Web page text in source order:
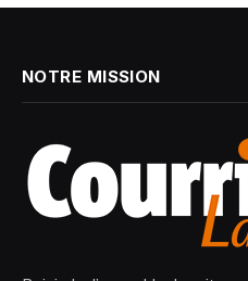
NOTRE MISSION